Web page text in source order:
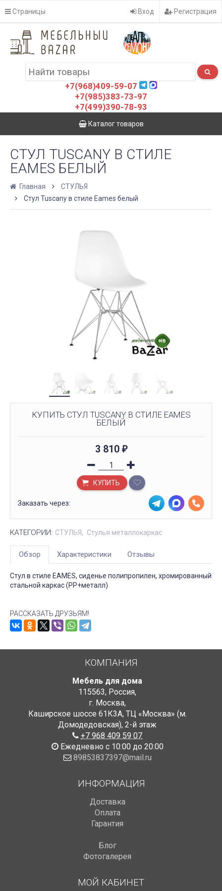
Страницы Вход Регистрация
+7(968)409-59-07
+7(985)383-73-97
+7(499)390-78-93
Каталог товаров
СТУЛ TUSCANY В СТИЛЕ
EAMES БЕЛЫЙ
Главная
СТУЛЬЯ
Стул Tuscany в стиле Eames белый
КУПИТЬ СТУЛ TUSCANY В СТИЛЕ EAMES
БЕЛЫЙ
3 810 ₽
КУПИТЬ
Заказать через:
КАТЕГОРИИ: СТУЛЬЯ Стулья металлокаркас
Обзор Характеристики Отзывы
Стул в стиле EAMES, сиденье полипропилен, хромированный
стальной каркас (PP+металл)
РАССКАЗАТЬ ДРУЗЬЯМ!
КОМПАНИЯ
Мебель для дома
115563, Россия,
г. Москва,
Каширское шоссе 61К3А, ТЦ «Москва» (м.
Домодедовская), 2-й этаж
+7 968 409 59 07
Ежедневно с 10:00 до 20:00
89853837397@mail.ru
ИНФОРМАЦИЯ
Доставка
Оплата
Гарантия
Блог
Фотогалерея
МОЙ КАБИНЕТ